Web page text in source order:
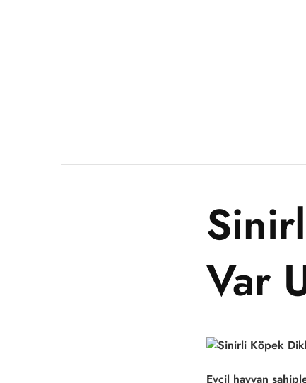
Var
Evcil hayvan